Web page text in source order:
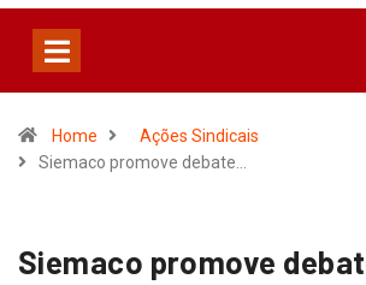
Home
Ações Sindicais
Siemaco promove debate…
Siemaco promove